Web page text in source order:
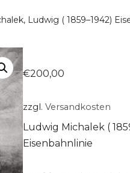
Ludwig ( 1859–1942)
€200,00
zzgl. Versandkosten
Ludwig Michalek (
Eisenbahnlinie